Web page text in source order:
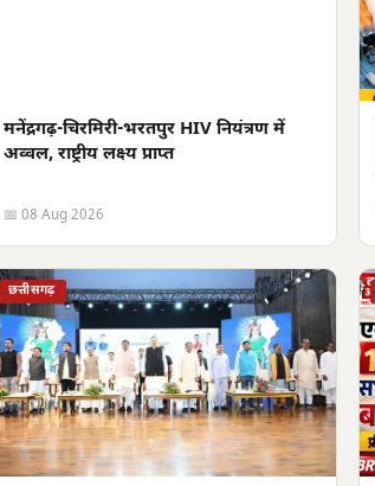
मनेंद्रगढ़-चिरमिरी-भरतपुर HIV नियंत्रण में
अव्वल, राष्ट्रीय लक्ष्य प्राप्त
📅 08 Aug 2026
छत्तीसगढ़